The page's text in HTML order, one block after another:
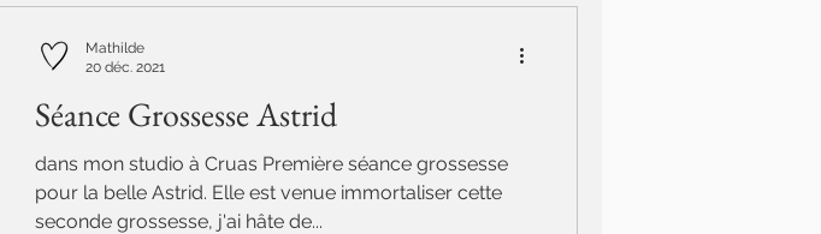
Séance Grossesse Astrid
dans mon studio à Cruas Première séance grossesse
pour la belle Astrid. Elle est venue immortaliser cette
seconde grossesse, j'ai hâte de...
Mathilde
20 déc. 2021